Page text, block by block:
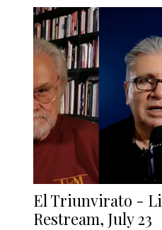
El Triunvirato -
Restream, July 23